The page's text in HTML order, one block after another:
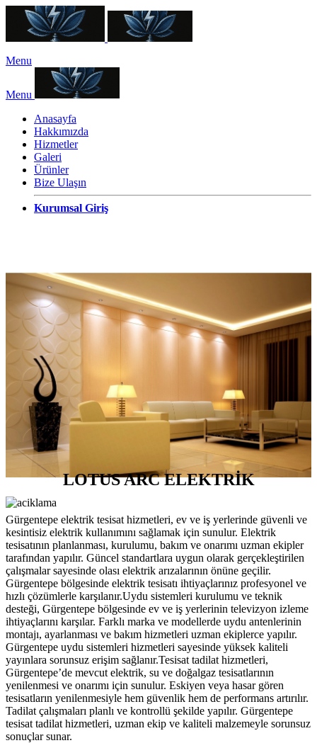
Menu
Menu
Anasayfa
Hakkımızda
Hizmetler
Galeri
Ürünler
Bize Ulaşın
Kurumsal Giriş
LOTUS ARC ELEKTRİK
Gürgentepe elektrik tesisat hizmetleri, ev ve iş yerlerinde güvenli ve
kesintisiz elektrik kullanımını sağlamak için sunulur. Elektrik
tesisatının planlanması, kurulumu, bakım ve onarımı uzman ekipler
tarafından yapılır. Güncel standartlara uygun olarak gerçekleştirilen
çalışmalar sayesinde olası elektrik arızalarının önüne geçilir.
Gürgentepe bölgesinde elektrik tesisatı ihtiyaçlarınız profesyonel ve
hızlı çözümlerle karşılanır.Uydu sistemleri kurulumu ve teknik
desteği, Gürgentepe bölgesinde ev ve iş yerlerinin televizyon izleme
ihtiyaçlarını karşılar. Farklı marka ve modellerde uydu antenlerinin
montajı, ayarlanması ve bakım hizmetleri uzman ekiplerce yapılır.
Gürgentepe uydu sistemleri hizmetleri sayesinde yüksek kaliteli
yayınlara sorunsuz erişim sağlanır.Tesisat tadilat hizmetleri,
Gürgentepe’de mevcut elektrik, su ve doğalgaz tesisatlarının
yenilenmesi ve onarımı için sunulur. Eskiyen veya hasar gören
tesisatların yenilenmesiyle hem güvenlik hem de performans artırılır.
Tadilat çalışmaları planlı ve kontrollü şekilde yapılır. Gürgentepe
tesisat tadilat hizmetleri, uzman ekip ve kaliteli malzemeyle sorunsuz
sonuçlar sunar.